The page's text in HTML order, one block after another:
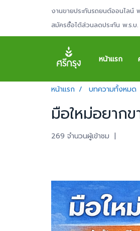
งานขายประกันรถยนต์ออนไล
สมัครซื้อได้ส่วนลดประกัน พ.ร.
หน้าแรก
หน้าแรก บทความทั้งหมด
มือใหม่อยาก
269 จำนวนผู้เข้าชม |